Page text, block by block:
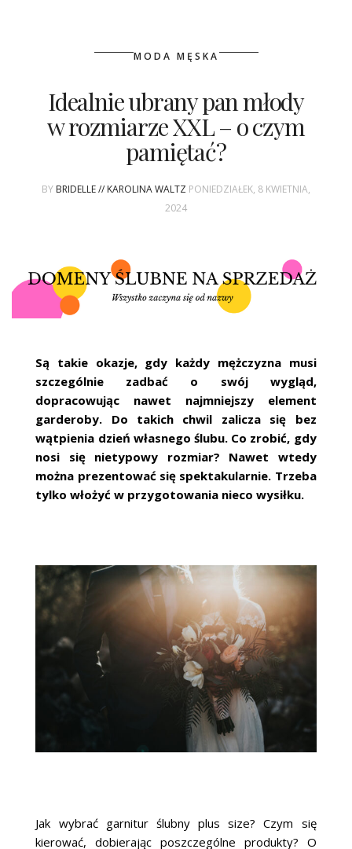
ŚLUBNE STYLE
ARCHIWUM
MODA MĘSKA
Idealnie ubrany pan młody
w rozmiarze XXL – o czym
pamiętać?
BY BRIDELLE // KAROLINA WALTZ PONIEDZIAŁEK, 8 KWIETNIA,
2024
Są takie okazje, gdy każdy mężczyzna musi
szczególnie zadbać o swój wygląd,
dopracowując nawet najmniejszy element
garderoby. Do takich chwil zalicza się bez
wątpienia dzień własnego ślubu. Co zrobić, gdy
nosi się nietypowy rozmiar? Nawet wtedy
można prezentować się spektakularnie. Trzeba
tylko włożyć w przygotowania nieco wysiłku.
Jak wybrać garnitur ślubny plus size? Czym się
kierować, dobierając poszczególne produkty? O